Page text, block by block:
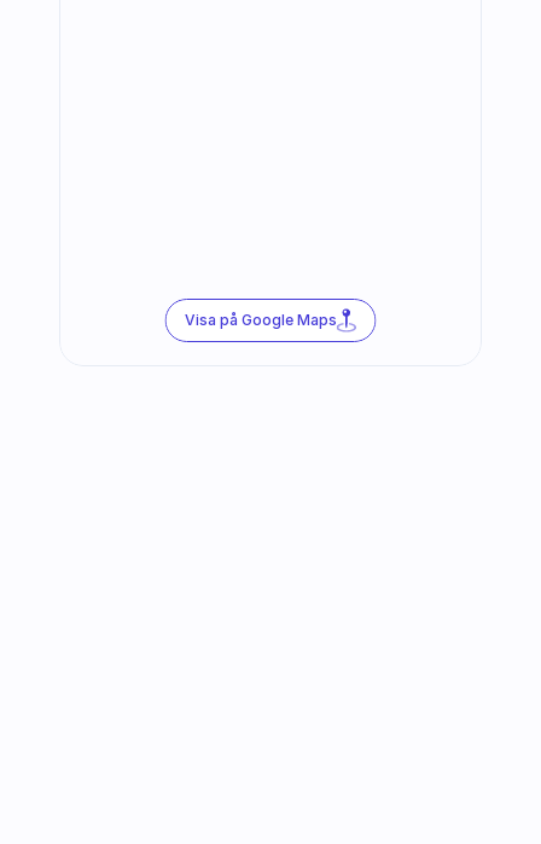
Visa på Google Maps